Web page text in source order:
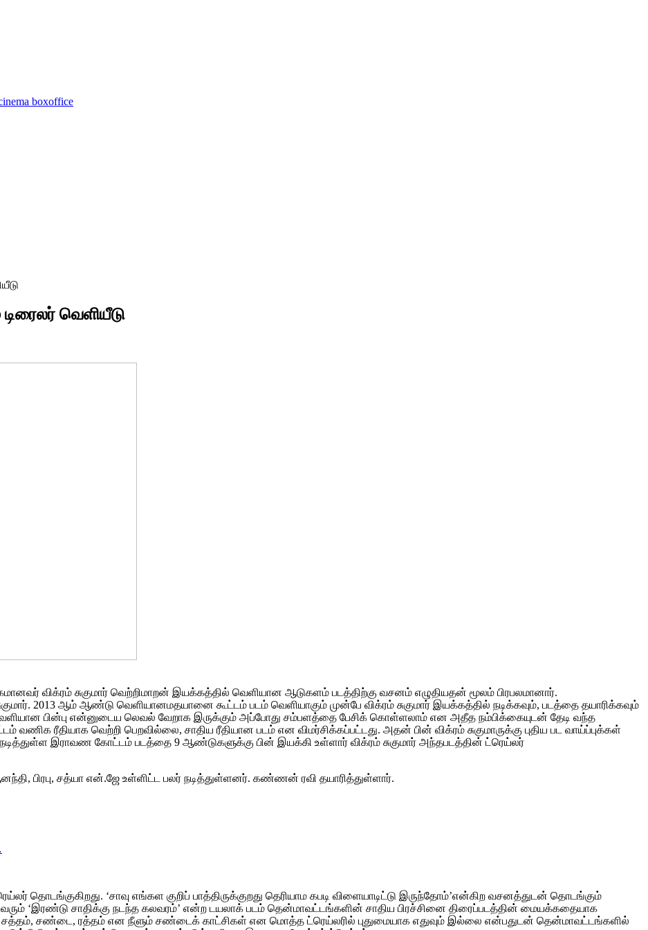
boxoffice
வெளியீடு
விக்ரம் சுகுமார் வெற்றிமாறன் இயக்கத்தில் வெளியான ஆடுகளம் படத்திற்கு வசனம் எழுதியதன் மூலம் பிரபலமானார்.
2013 ஆம் ஆண்டு வெளியானமதயானை கூட்டம் படம் வெளியாகும் முன்பே விக்ரம் சுகுமார் இயக்கத்தில் நடிக்கவும், படத்தை தயாரிக்கவும்
பின்பு என்னுடைய லெவல் வேறாக இருக்கும் அப்போது சம்பளத்தை பேசிக் கொள்ளலாம் என அதீத நம்பிக்கையுடன் தேடி வந்த
வணிக ரீதியாக வெற்றி பெறவில்லை, சாதிய ரீதியான படம் என விமர்சிக்கப்பட்டது. அதன் பின் விக்ரம் சுகுமாருக்கு புதிய பட வாய்ப்புக்கள்
இராவண கோட்டம் படத்தை 9 ஆண்டுகளுக்கு பின் இயக்கி உள்ளார் விக்ரம் சுகுமார் அந்தபடத்தின் ட்ரெய்லர்
பிரபு, சத்யா என்.ஜே உள்ளிட்ட பலர் நடித்துள்ளனர். கண்ணன் ரவி தயாரித்துள்ளார்.
தொடங்குகிறது. ‘சாவு எங்கள குறிப் பாத்திருக்குறது தெரியாம கபடி விளையாடிட்டு இருந்தோம்’என்கிற வசனத்துடன் தொடங்கும்
வரும் ‘இரண்டு சாதிக்கு நடந்த கலவரம்’ என்ற டயலாக் படம் தென்மாவட்டங்களின் சாதிய பிரச்சினை திரைப்படத்தின் மையக்கதையாக
சத்தம், சண்டை, ரத்தம் என நீளும் சண்டைக் காட்சிகள் என மொத்த ட்ரெய்லரில் புதுமையாக எதுவும் இல்லை என்பதுடன் தென்மாவட்டங்களில்